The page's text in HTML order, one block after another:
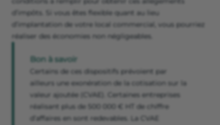
d’impôts. Si vous êtes flexible quant au lieu
d’implantation de votre local commercial, vous pourriez
réaliser des économies non négligeables.
Bon à savoir
Certains de ces dispositifs prévoient par
ailleurs une exonération de la cotisation sur la
valeur ajoutée (CVAE). Certaines entreprises
réalisant plus de 500 000 € HT de chiffre
d’affaires en sont redevables. La CVAE